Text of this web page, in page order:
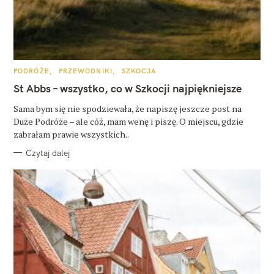
K
T
E
O
R
I
PODRÓŻE PRZEWODNIKI SZKOCJA
St Abbs – wszystko, co w Szkocji najpiękniejsze
Sama bym się nie spodziewała, że napiszę jeszcze post na
Duże Podróże – ale cóż, mam wenę i piszę. O miejscu, gdzie
zabrałam prawie wszystkich..
Czytaj dalej